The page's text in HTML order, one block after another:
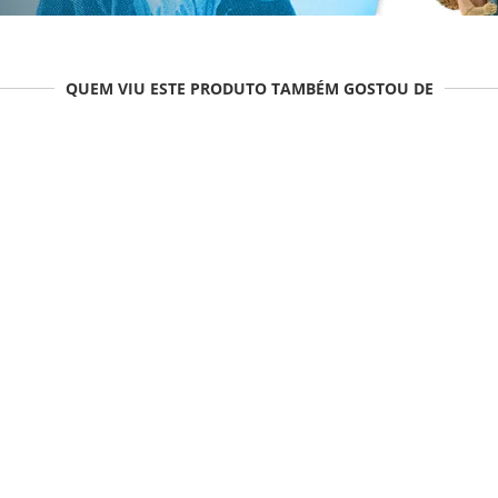
QUEM VIU ESTE PRODUTO TAMBÉM GOSTOU DE